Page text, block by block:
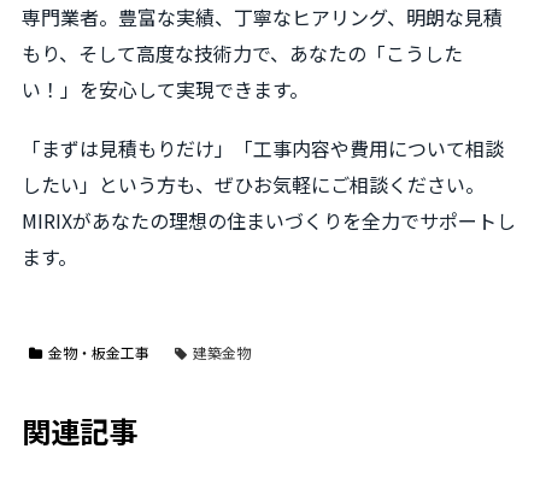
専門業者。豊富な実績、丁寧なヒアリング、明朗な見積
もり、そして高度な技術力で、あなたの「こうした
い！」を安心して実現できます。
「まずは見積もりだけ」「工事内容や費用について相談
したい」という方も、ぜひお気軽にご相談ください。
MIRIXがあなたの理想の住まいづくりを全力でサポートし
ます。
金物・板金工事 建築金物
関連記事